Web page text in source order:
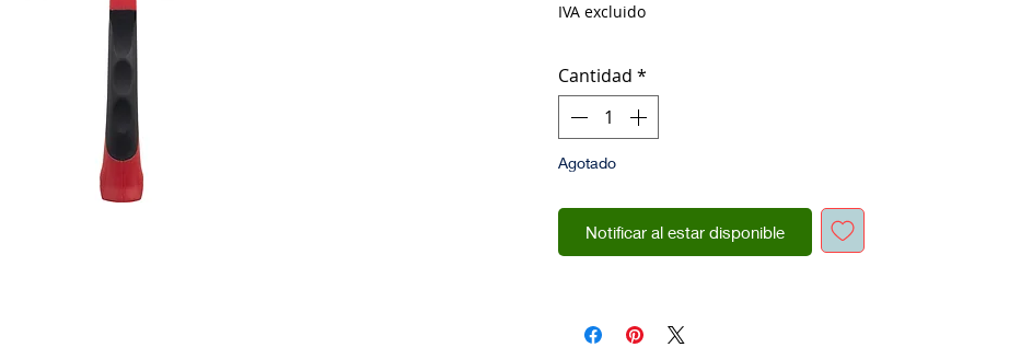
IVA excluido
Cantidad *
Agotado
Notificar al estar disponible